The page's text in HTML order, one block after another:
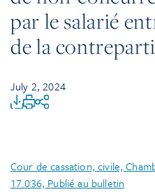
par le salarié
de la
July 2, 2024
Cour de cassation, civile,
17.036, Publié au bulletin